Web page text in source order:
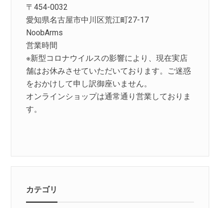
〒454-0032
愛知県名古屋市中川区荒江町27-17
NoobArms
営業時間
※新型コロナウイルスの影響により、現在実店
舗はお休みさせていただいております。ご迷惑
をおかけして申し訳御座いません。
オンラインショップは通常通り営業しておりま
す。
カテゴリ